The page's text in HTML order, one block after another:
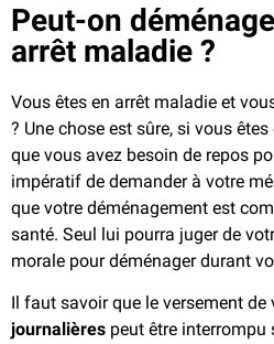
Peut-on
arrêt maladie ?
Vous êtes en arrêt maladie et
? Une chose est sûre, si vous êtes
que vous avez besoin de repos
impératif de demander à votre
que votre déménagement est
santé. Seul lui pourra juger de
morale pour déménager durant
Il faut savoir que le versement de
journalières peut être